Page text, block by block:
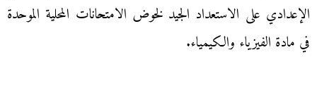
الإعدادي على الاستعداد الجيد لخوض الامتحانات المحلية الموحدة
في مادة الفيزياء والكيمياء.